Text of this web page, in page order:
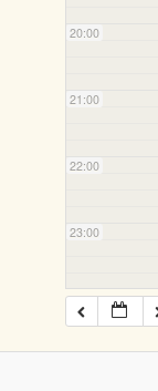
20:00
21:00
22:00
23:00